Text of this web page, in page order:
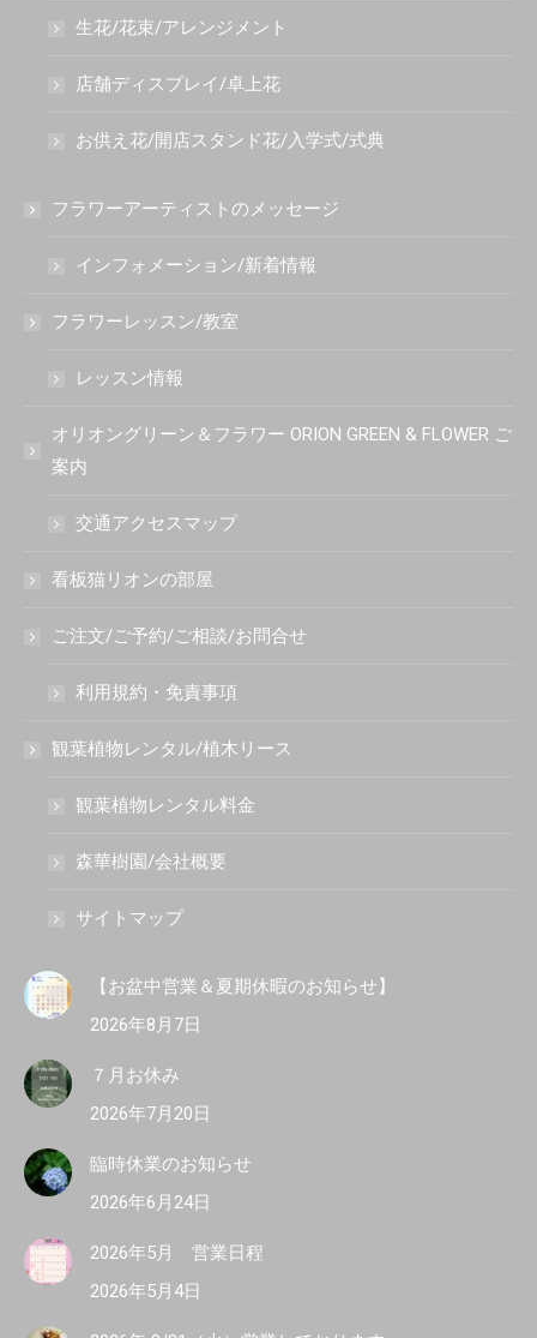
生花/花束/アレンジメント
店舗ディスプレイ/卓上花
お供え花/開店スタンド花/入学式/式典
フラワーアーティストのメッセージ
インフォメーション/新着情報
フラワーレッスン/教室
レッスン情報
オリオングリーン＆フラワー ORION GREEN & FLOWER ご
案内
交通アクセスマップ
看板猫リオンの部屋
ご注文/ご予約/ご相談/お問合せ
利用規約・免責事項
観葉植物レンタル/植木リース
観葉植物レンタル料金
森華樹園/会社概要
サイトマップ
【お盆中営業＆夏期休暇のお知らせ】
2026年8月7日
７月お休み
2026年7月20日
臨時休業のお知らせ
2026年6月24日
2026年5月 営業日程
2026年5月4日